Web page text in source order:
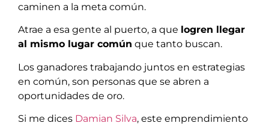
caminen a la meta común.
Atrae a esa gente al puerto, a que logren llegar
al mismo lugar común que tanto buscan.
Los ganadores trabajando juntos en estrategias
en común, son personas que se abren a
oportunidades de oro.
Si me dices Damian Silva, este emprendimiento